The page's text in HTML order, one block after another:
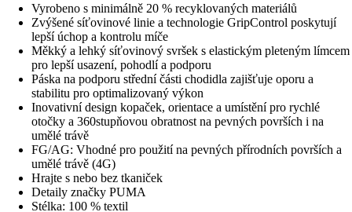
Vyrobeno s minimálně 20 % recyklovaných materiálů
Zvýšené síťovinové linie a technologie GripControl poskytují
lepší úchop a kontrolu míče
Měkký a lehký síťovinový svršek s elastickým pleteným límcem
pro lepší usazení, pohodlí a podporu
Páska na podporu střední části chodidla zajišťuje oporu a
stabilitu pro optimalizovaný výkon
Inovativní design kopaček, orientace a umístění pro rychlé
otočky a 360stupňovou obratnost na pevných površích i na
umělé trávě
FG/AG: Vhodné pro použití na pevných přírodních površích a
umělé trávě (4G)
Hrajte s nebo bez tkaniček
Detaily značky PUMA
Stélka: 100 % textil